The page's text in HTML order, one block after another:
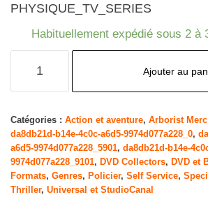
PHYSIQUE_TV_SERIES
Habituellement expédié sous 2 à
Police
Department-
Saison
10
(avec
Ajouter au
Catégories : Action et aventure, Arborist
da8db21d-b14e-4c0c-a6d5-9974d077a228_0,
a6d5-9974d077a228_5901, da8db21d-b14e-
9974d077a228_9101, DVD Collectors, DVD et
Formats, Genres, Policier, Self Service,
Thriller, Universal et StudioCanal